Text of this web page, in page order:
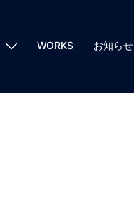
WORKS お知らせ